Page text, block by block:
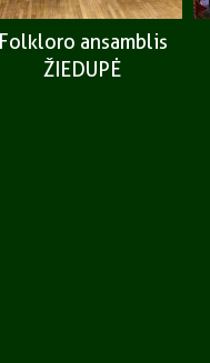
Folkloro ansamblis
ŽIEDUPĖ